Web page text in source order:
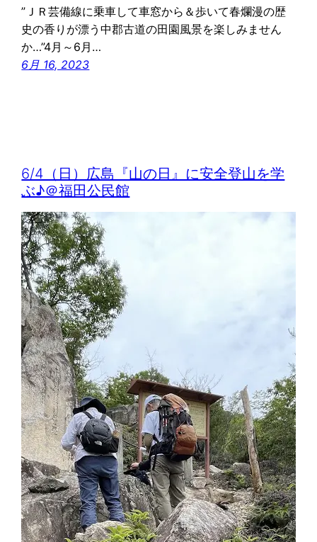
”ＪＲ芸備線に乗車して車窓から＆歩いて春爛漫の歴
史の香りが漂う中郡古道の田園風景を楽しみません
か…”4月～6月…
6月 16, 2023
6/4（日）広島『山の日』に安全登山を学
ぶ♪＠福田公民館